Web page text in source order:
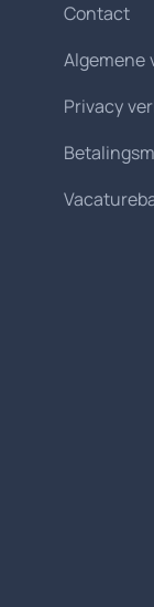
Contact
Algemene
Privacy